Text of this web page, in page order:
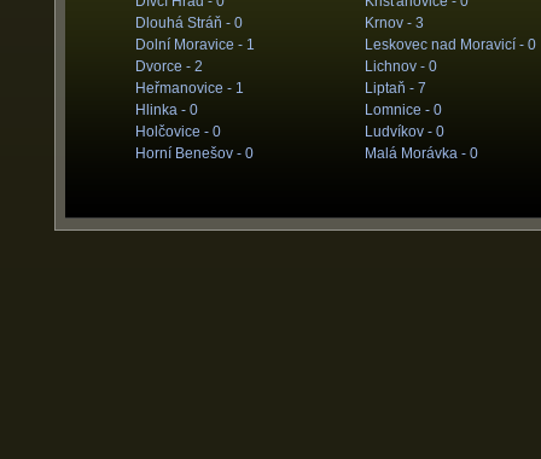
Dlouhá Stráň - 0
Dolní Moravice - 1
Dvorce - 2
Heřmanovice - 1
Hlinka - 0
Holčovice - 0
Horní Benešov - 0
Krnov - 3
Leskovec nad Moravicí - 0
Lichnov - 0
Liptaň - 7
Lomnice - 0
Ludvíkov - 0
Malá Morávka - 0